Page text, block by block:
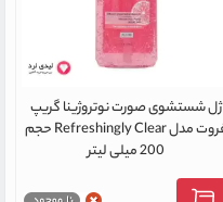
ژل شستشوی صورت نوتروژینا گریپ
فروت مدل Refreshingly Clear حجم
200 میلی لیتر